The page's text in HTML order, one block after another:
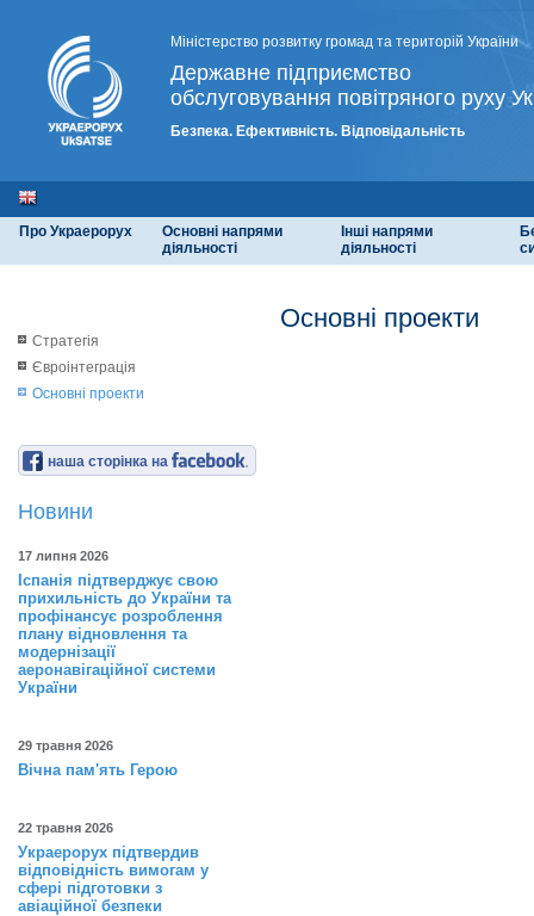
Міністерство розвитку громад та територій України
Державне підприємство
обслуговування повітряного руху
Безпека. Ефективність. Відповідальність
Про Украерорух
Основні напрями
діяльності
Інші напрями
діяльності
Стратегія
Євроінтеграція
Основні проекти
наша сторінка на
Новини
17 липня 2026
Іспанія підтверджує свою
прихильність до України та
профінансує розроблення
плану відновлення та
модернізації
аеронавігаційної системи
України
29 травня 2026
Вічна пам'ять Герою
22 травня 2026
Украерорух підтвердив
відповідність вимогам у
сфері підготовки з
авіаційної безпеки
Основні проекти